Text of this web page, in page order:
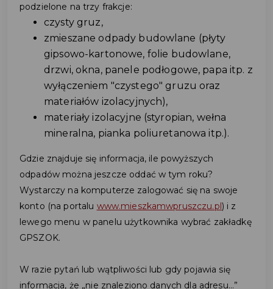
podzielone na trzy frakcje:
czysty gruz,
zmieszane odpady budowlane (płyty
gipsowo-kartonowe, folie budowlane,
drzwi, okna, panele podłogowe, papa itp. z
wyłączeniem "czystego" gruzu oraz
materiałów izolacyjnych),
materiały izolacyjne (styropian, wełna
mineralna, pianka poliuretanowa itp.).
Gdzie znajduje się informacja, ile powyższych
odpadów można jeszcze oddać w tym roku?
Wystarczy na komputerze zalogować się na swoje
konto (na portalu www.mieszkamwpruszczu.pl) i z
lewego menu w panelu użytkownika wybrać zakładkę
GPSZOK.
W razie pytań lub wątpliwości lub gdy pojawia się
informacja, że „nie znaleziono danych dla adresu…”